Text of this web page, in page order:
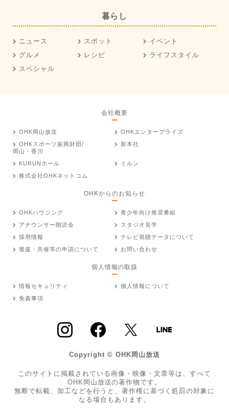
暮らし
ニュース スポット
イベント
グルメ
レシピ
ライフスタイル
スペシャル
会社概要
OHK岡山放送
OHKエンタープライズ
OHKスポーツ振興財団/
岡山・香川
新本社
KURUNホール
ミルン
株式会社OHKネットコム
OHKからのお知らせ
OHKハウジング
青少年向け推奨番組
アナウンサー朗読会
スタジオ見学
採用情報
テレビ視聴データについて
後援・共催等の申請について
お問い合わせ
個人情報の取扱
情報セキュリティ
個人情報について
免責事項
Copyright © OHK岡山放送
このサイトに掲載されている画像・映像・文章等は、すべて
OHK岡山放送の著作物です。
無断で転載、加工などを行うと、著作権に基づく処罰の対象に
なる場合もあります。